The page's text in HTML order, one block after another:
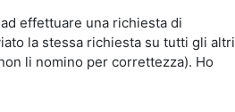
effettuare una richiesta di
la stessa richiesta su tutti gli altri
li nomino per correttezza). Ho